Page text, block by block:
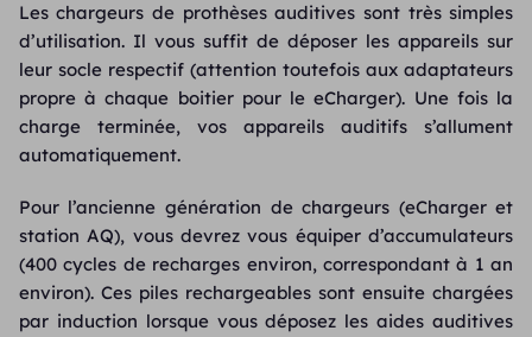
Les chargeurs de prothèses auditives sont très simples
d’utilisation. Il vous suffit de déposer les appareils sur
leur socle respectif (attention toutefois aux adaptateurs
propre à chaque boitier pour le eCharger). Une fois la
charge terminée, vos appareils auditifs s’allument
automatiquement.
Pour l’ancienne génération de chargeurs (eCharger et
station AQ), vous devrez vous équiper d’accumulateurs
(400 cycles de recharges environ, correspondant à 1 an
environ). Ces piles rechargeables sont ensuite chargées
par induction lorsque vous déposez les aides auditives